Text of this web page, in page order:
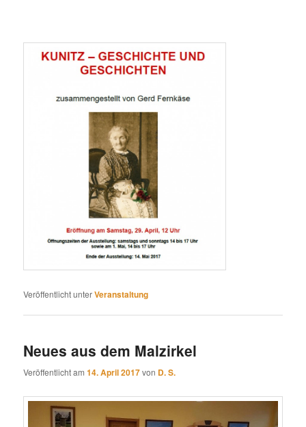
Veröffentlicht unterVeranstaltung
Neues aus dem Malzirkel
Veröffentlicht am14. April 2017von D. S.